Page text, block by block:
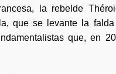
la rebelde
que se levante la
que, en